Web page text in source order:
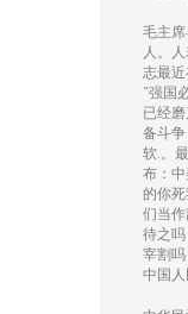
毛主
人。
志最近
“强国
已经
备斗
软.。
布：
的你
们当
待之
宰割
中国人